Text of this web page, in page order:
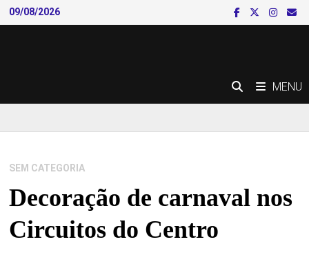
Skip
to
09/08/2026
MENU
SEM CATEGORIA
Decoração de carnaval nos
Circuitos do Centro